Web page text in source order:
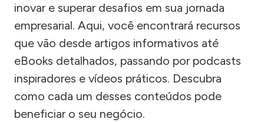
inovar e superar desafios em sua jornada
empresarial. Aqui, você encontrará recursos
que vão desde artigos informativos até
eBooks detalhados, passando por podcasts
inspiradores e vídeos práticos. Descubra
como cada um desses conteúdos pode
beneficiar o seu negócio.